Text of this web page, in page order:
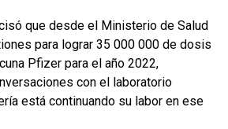
que desde el Ministerio de Salud
para lograr 35 000 000 de dosis
Pfizer para el año 2022,
con el laboratorio
está continuando su labor en ese